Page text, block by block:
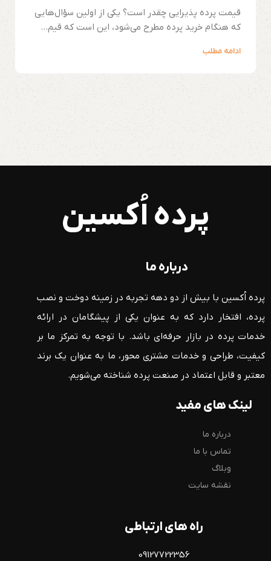
قیمت پرده پذیرایی چقدر است؟ یکی از اولین سؤال‌هایی
که هنگام خرید پرده مطرح می‌شود، این است که قیم...
ادامه مطلب
پرده اُکسین
درباره ما
پرده اُکسین با بیش از دو دهه تجربه در زمینه دوخت و نصب
پرده، افتخار دارد که به عنوان یکی از پیشگامان در ارائه
خدمات پرده در بازار حرفه‌ای باشد. با توجه به تمرکز ما بر
کیفیت، طراحی و خدمات مشتری محور، ما به عنوان یک برند
معتبر و قابل اعتماد در صنعت پرده شناخته می‌شویم.
لینک های مفید
درباره ما
تماس با ما
وبلاگ
نقشه سایت
راه های ارتباطی
09127722356